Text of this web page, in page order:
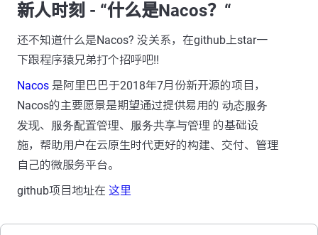
新人时刻 - “什么是Nacos？“
还不知道什么是Nacos? 没关系，在github上star一
下跟程序猿兄弟打个招呼吧!!
Nacos 是阿里巴巴于2018年7月份新开源的项目，
Nacos的主要愿景是期望通过提供易用的 动态服务
发现、 服务配置管理、 服务共享与管理 的基础设
施，帮助用户在云原生时代更好的构建、交付、管理
自己的微服务平台。
github项目地址在 这里